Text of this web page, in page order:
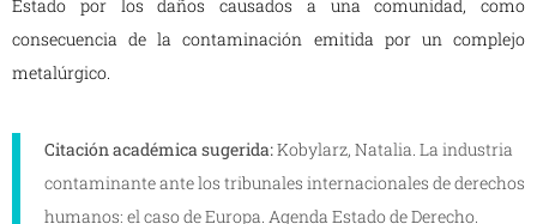
Estado por los daños causados ​​a una comunidad, como
consecuencia de la contaminación emitida por un complejo
metalúrgico.
Citación académica sugerida:Kobylarz, Natalia. La industria
contaminante ante los tribunales internacionales de derechos
humanos: el caso de Europa. Agenda Estado de Derecho.